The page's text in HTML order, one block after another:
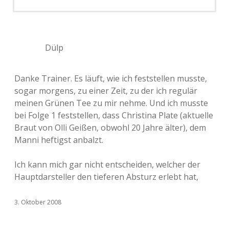
Dülp
Danke Trainer. Es läuft, wie ich feststellen musste,
sogar morgens, zu einer Zeit, zu der ich regulär
meinen Grünen Tee zu mir nehme. Und ich musste
bei Folge 1 feststellen, dass Christina Plate (aktuelle
Braut von Olli Geißen, obwohl 20 Jahre älter), dem
Manni heftigst anbalzt.
Ich kann mich gar nicht entscheiden, welcher der
Hauptdarsteller den tieferen Absturz erlebt hat,
3. Oktober 2008